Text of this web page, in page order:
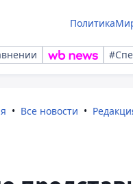
Политика
Все новости